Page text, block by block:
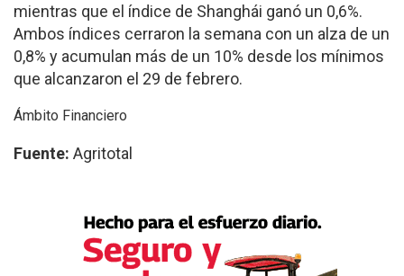
mientras que el índice de Shanghái ganó un 0,6%.
Ambos índices cerraron la semana con un alza de un
0,8% y acumulan más de un 10% desde los mínimos
que alcanzaron el 29 de febrero.
Ámbito Financiero
Fuente: Agritotal